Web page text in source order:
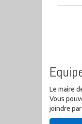
Le maire
Vous
joindre